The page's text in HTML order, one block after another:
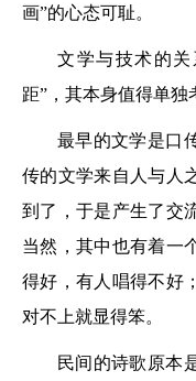
画”的心态可耻。
文学与技术的
距”，其本身值得单独
最早的文学是口
传的文学来自人与人
到了，于是产生了交
当然，其中也有着一
得好，有人唱得不好
对不上就显得笨。
民间的诗歌原本